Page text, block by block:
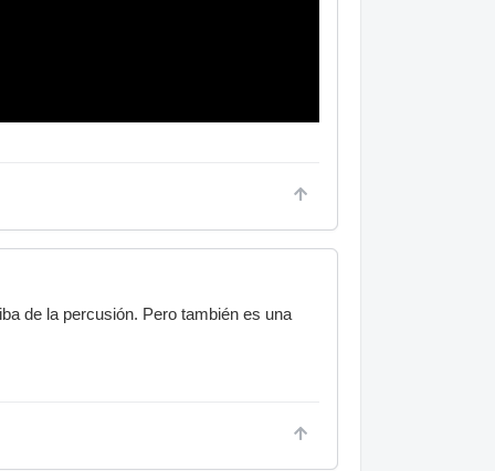
de la percusión. Pero también es una